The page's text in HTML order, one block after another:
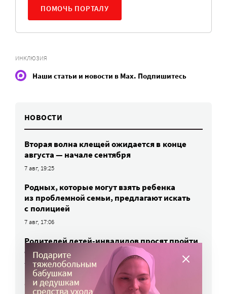
ПОМОЧЬ ПОРТАЛУ
ИНКЛЮЗИЯ
Наши статьи и новости в Max. Подпишитесь
НОВОСТИ
Вторая волна клещей ожидается в конце
августа — начале сентября
7 авг, 19:25
Родных, которые могут взять ребенка
из проблемной семьи, предлагают искать
с полицией
7 авг, 17:06
Родителей детей-инвалидов просят пройти
опрос о трудоустройстве
7 авг, 15:34
«Энхерту» от рака груди включили